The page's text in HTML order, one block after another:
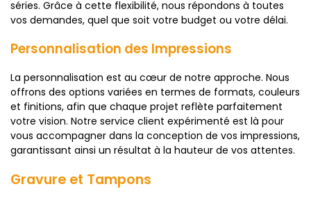
séries. Grâce à cette flexibilité, nous répondons à toutes
vos demandes, quel que soit votre budget ou votre délai.
Personnalisation des Impressions
La personnalisation est au cœur de notre approche. Nous
offrons des options variées en termes de formats, couleurs
et finitions, afin que chaque projet reflète parfaitement
votre vision. Notre service client expérimenté est là pour
vous accompagner dans la conception de vos impressions,
garantissant ainsi un résultat à la hauteur de vos attentes.
Gravure et Tampons